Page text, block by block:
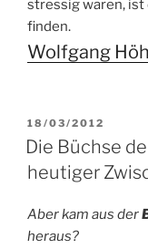
stressig waren, ist
finden.
Wolfgang
VERÖFFENTLICHT
AM
18/03/2012
Die Büchse
heutiger
Aber kam aus der
heraus?